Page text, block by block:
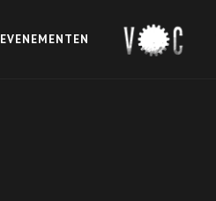
EVENEMENTEN